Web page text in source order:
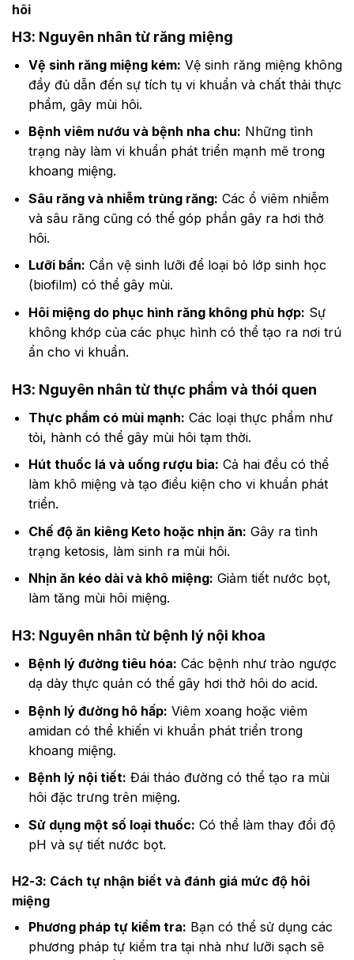
hôi
H3: Nguyên nhân từ răng miệng
Vệ sinh răng miệng kém: Vệ sinh răng miệng không
đầy đủ dẫn đến sự tích tụ vi khuẩn và chất thải thực
phẩm, gây mùi hôi.
Bệnh viêm nướu và bệnh nha chu: Những tình
trạng này làm vi khuẩn phát triển mạnh mẽ trong
khoang miệng.
Sâu răng và nhiễm trùng răng: Các ổ viêm nhiễm
và sâu răng cũng có thể góp phần gây ra hơi thở
hôi.
Lưỡi bẩn: Cần vệ sinh lưỡi để loại bỏ lớp sinh học
(biofilm) có thể gây mùi.
Hôi miệng do phục hình răng không phù hợp: Sự
không khớp của các phục hình có thể tạo ra nơi trú
ẩn cho vi khuẩn.
H3: Nguyên nhân từ thực phẩm và thói quen
Thực phẩm có mùi mạnh: Các loại thực phẩm như
tỏi, hành có thể gây mùi hôi tạm thời.
Hút thuốc lá và uống rượu bia: Cả hai đều có thể
làm khô miệng và tạo điều kiện cho vi khuẩn phát
triển.
Chế độ ăn kiêng Keto hoặc nhịn ăn: Gây ra tình
trạng ketosis, làm sinh ra mùi hôi.
Nhịn ăn kéo dài và khô miệng: Giảm tiết nước bọt,
làm tăng mùi hôi miệng.
H3: Nguyên nhân từ bệnh lý nội khoa
Bệnh lý đường tiêu hóa: Các bệnh như trào ngược
dạ dày thực quản có thể gây hơi thở hôi do acid.
Bệnh lý đường hô hấp: Viêm xoang hoặc viêm
amidan có thể khiến vi khuẩn phát triển trong
khoang miệng.
Bệnh lý nội tiết: Đái tháo đường có thể tạo ra mùi
hôi đặc trưng trên miệng.
Sử dụng một số loại thuốc: Có thể làm thay đổi độ
pH và sự tiết nước bọt.
H2-3: Cách tự nhận biết và đánh giá mức độ hôi
miệng
Phương pháp tự kiểm tra: Bạn có thể sử dụng các
phương pháp tự kiểm tra tại nhà như lưỡi sạch sẽ